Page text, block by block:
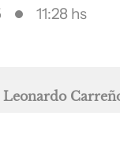
11:28 hs
Leonardo